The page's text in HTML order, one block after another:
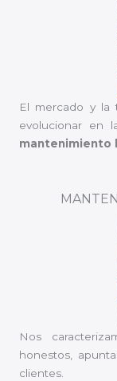
El mercado y la
evolucionar en
mantenimiento
Nos
honestos,
clientes.